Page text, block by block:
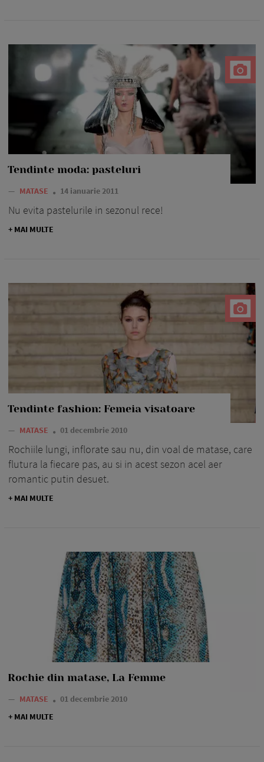
Tendinte moda: pasteluri
— MATASE 14 ianuarie 2011
Nu evita pastelurile in sezonul rece!
+ MAI MULTE
Tendinte fashion: Femeia visatoare
— MATASE 01 decembrie 2010
Rochiile lungi, inflorate sau nu, din voal de matase, care
flutura la fiecare pas, au si in acest sezon acel aer
romantic putin desuet.
+ MAI MULTE
Rochie din matase, La Femme
— MATASE
01 decembrie 2010
+ MAI MULTE